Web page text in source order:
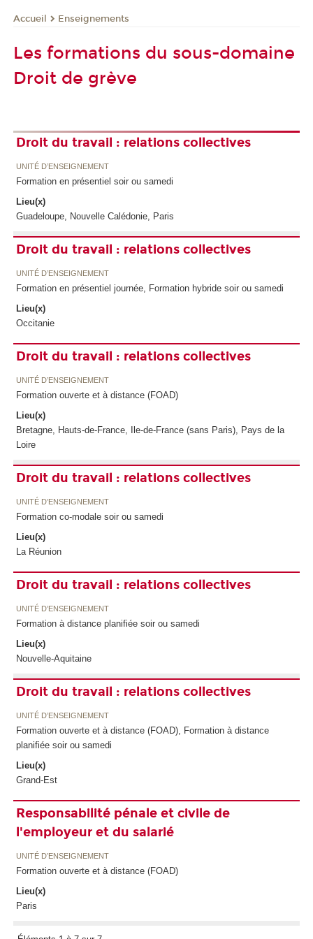
Accueil Enseignements
Les formations du sous-domaine
Droit de grève
Droit du travail : relations collectives
UNITÉ D’ENSEIGNEMENT
Formation en présentiel soir ou samedi
Lieu(x)
Guadeloupe, Nouvelle Calédonie, Paris
Droit du travail : relations collectives
UNITÉ D’ENSEIGNEMENT
Formation en présentiel journée, Formation hybride soir ou samedi
Lieu(x)
Occitanie
Droit du travail : relations collectives
UNITÉ D’ENSEIGNEMENT
Formation ouverte et à distance (FOAD)
Lieu(x)
Bretagne, Hauts-de-France, Ile-de-France (sans Paris), Pays de la
Loire
Droit du travail : relations collectives
UNITÉ D’ENSEIGNEMENT
Formation co-modale soir ou samedi
Lieu(x)
La Réunion
Droit du travail : relations collectives
UNITÉ D’ENSEIGNEMENT
Formation à distance planifiée soir ou samedi
Lieu(x)
Nouvelle-Aquitaine
Droit du travail : relations collectives
UNITÉ D’ENSEIGNEMENT
Formation ouverte et à distance (FOAD), Formation à distance
planifiée soir ou samedi
Lieu(x)
Grand-Est
Responsabilité pénale et civile de
l'employeur et du salarié
UNITÉ D’ENSEIGNEMENT
Formation ouverte et à distance (FOAD)
Lieu(x)
Paris